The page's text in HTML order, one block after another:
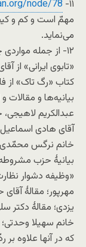
۱۱- node/78
مهمّ است و کم و
می‌نماید.
۱۲- از جمله
«تابوی ایرانی» از
کتاب «رگ تاک» از
بیانیه‌ها و مقالات
عبدالکریم
آقای هادی اسماعیل
خانم نرگس محمّدی،
بیانیۀ حزب مشروطه
«وظیفه دشوار
مهرپور؛ مقالۀ
یزدی؛ مقالۀ دکتر
خانم سهیلا
که در آنها علاوه